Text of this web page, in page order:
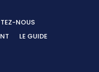
NOUS
LE GUIDE